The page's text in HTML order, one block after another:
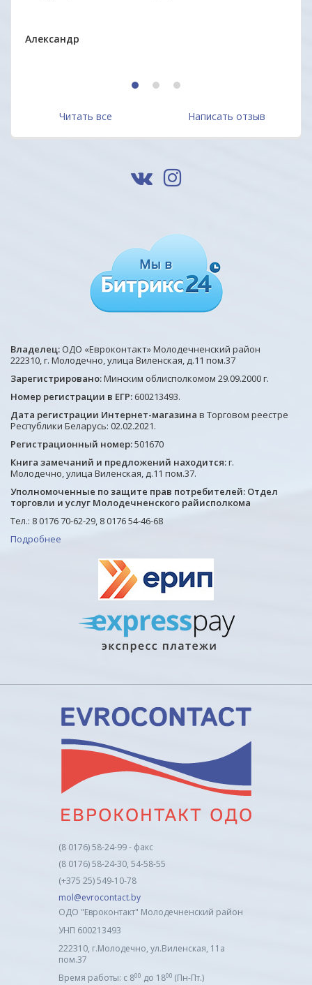
Александр
1 2 3
Читать все Написать отзыв
Владелец: ОДО «Евроконтакт» Молодечненский район
222310, г. Молодечно, улица Виленская, д.11 пом.37
Зарегистрировано:Минским облисполкомом 29.09.2000 г.
Номер регистрации в ЕГР: 600213493.
Дата регистрации Интернет-магазина в Торговом реестре
Республики Беларусь: 02.02.2021.
Регистрационный номер:501670
Книга замечаний и предложений находится:г.
Молодечно, улица Виленская, д.11 пом.37.
Уполномоченные по защите прав потребителей: Отдел
торговли и услуг Молодечненского райисполкома
Тел.: 8 0176 70-62-29, 8 0176 54-46-68
Подробнее
(8 0176) 58-24-99 - факс
(8 0176) 58-24-30, 54-58-55
(+375 25) 549-10-78
mol@evrocontact.by
ОДО "Евроконтакт" Молодечненский район
УНП 600213493
222310, г.Молодечно, ул.Виленская, 11а
пом.37
Время работы: с 800 до 1800 (Пн-Пт.)